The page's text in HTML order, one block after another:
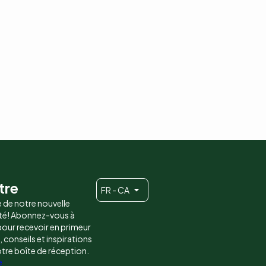
de notre nouvelle
Abonnez-vous à
recevoir en primeur
conseils et inspirations
boîte de réception.
FR - CA